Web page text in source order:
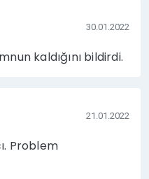
30.01.2022
kaldığını bildirdi.
21.01.2022
Problem